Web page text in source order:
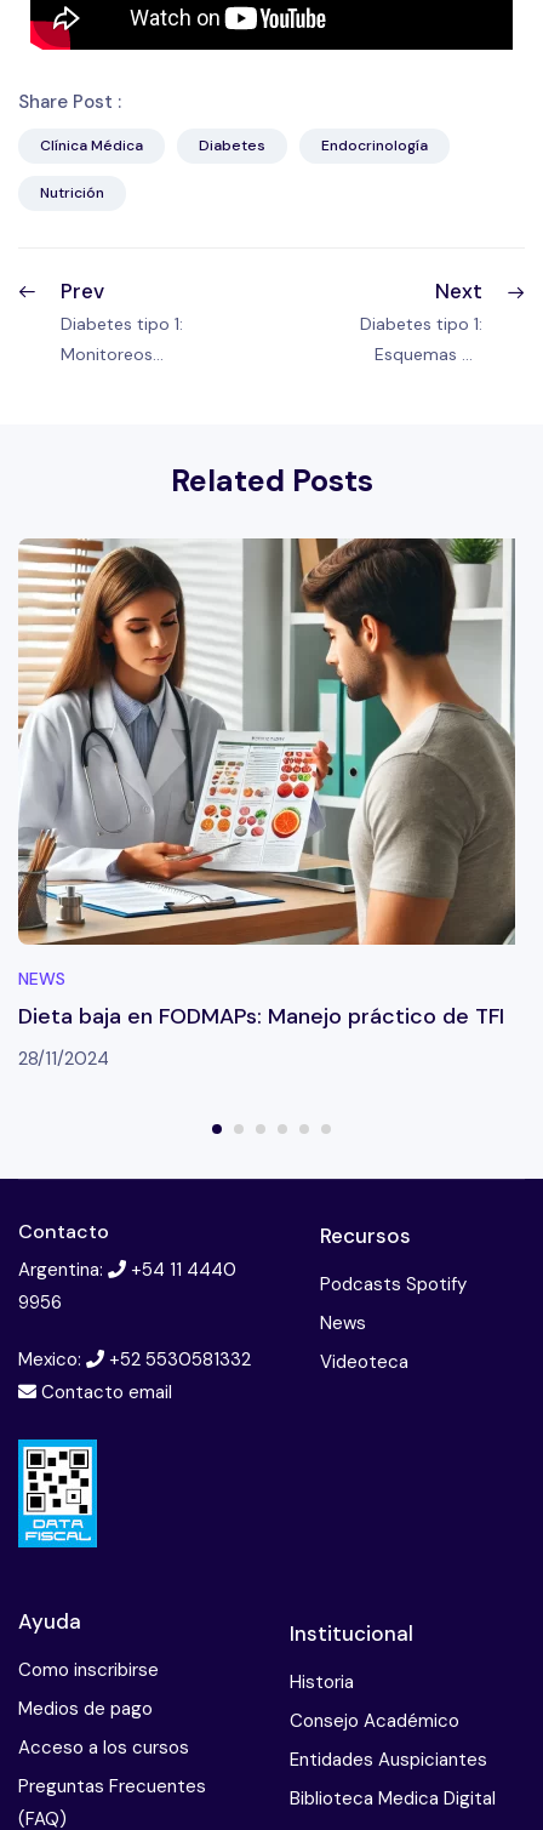
Share Post :
Clínica Médica Diabetes Endocrinología
Nutrición
Prev
Diabetes tipo 1:
Monitoreos
Next
Diabetes tipo 1:
Esquemas de
Related Posts
NEWS
Dieta baja en FODMAPs: Manejo práctico de TFI
28/11/2024
Contacto
Argentina:
+54 11 4440
9956
Mexico:
+52 5530581332
Contacto email
Recursos
Podcasts Spotify
News
Videoteca
Ayuda
Como inscribirse
Medios de pago
Acceso a los cursos
Preguntas Frecuentes
(FAQ)
Institucional
Historia
Consejo Académico
Entidades Auspiciantes
Biblioteca Medica Digital